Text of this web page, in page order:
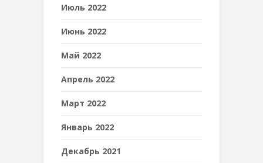
Июль 2022
Июнь 2022
Май 2022
Апрель 2022
Март 2022
Январь 2022
Декабрь 2021